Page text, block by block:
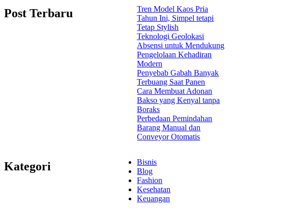
Post Terbaru
Tren Model Kaos Pria
Tahun Ini, Simpel tetapi
Tetap Stylish
Teknologi Geolokasi
Absensi untuk Mendukung
Pengelolaan Kehadiran
Modern
Penyebab Gabah Banyak
Terbuang Saat Panen
Cara Membuat Adonan
Bakso yang Kenyal tanpa
Boraks
Perbedaan Pemindahan
Barang Manual dan
Conveyor Otomatis
Kategori
Bisnis
Blog
Fashion
Kesehatan
Keuangan